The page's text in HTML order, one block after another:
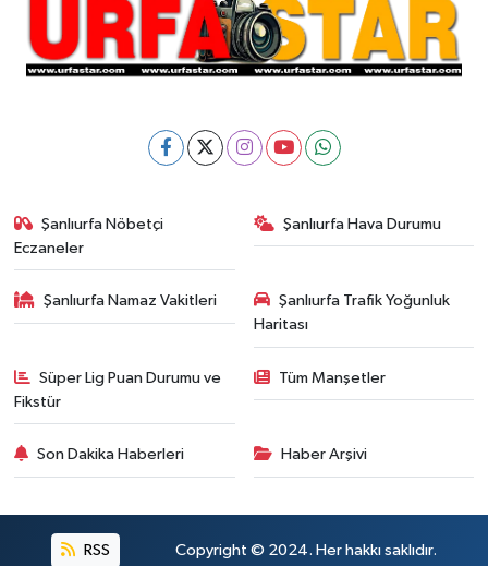
Şanlıurfa Nöbetçi
Eczaneler
Şanlıurfa Hava Durumu
Şanlıurfa Namaz Vakitleri
Şanlıurfa Trafik Yoğunluk
Haritası
Süper Lig Puan Durumu ve
Fikstür
Tüm Manşetler
Son Dakika Haberleri Haber Arşivi
RSS Copyright © 2024. Her hakkı saklıdır.